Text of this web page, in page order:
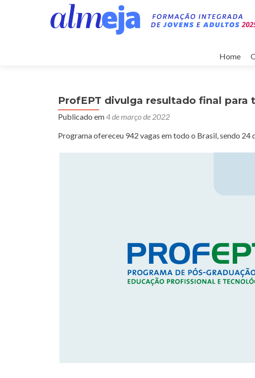
para
Home
ProfEPT divulga resultado final para
Publicado em4 de março de 2022
Programa ofereceu 942 vagas em todo o Brasil, sendo 24